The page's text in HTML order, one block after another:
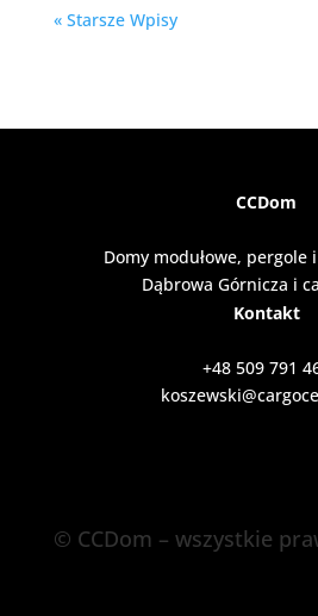
« Starsze Wpisy
CCDom
Domy modułowe, pergole
Dąbrowa Górnicza i
Kontakt
+48 509 791
© CCDom – wszystkie